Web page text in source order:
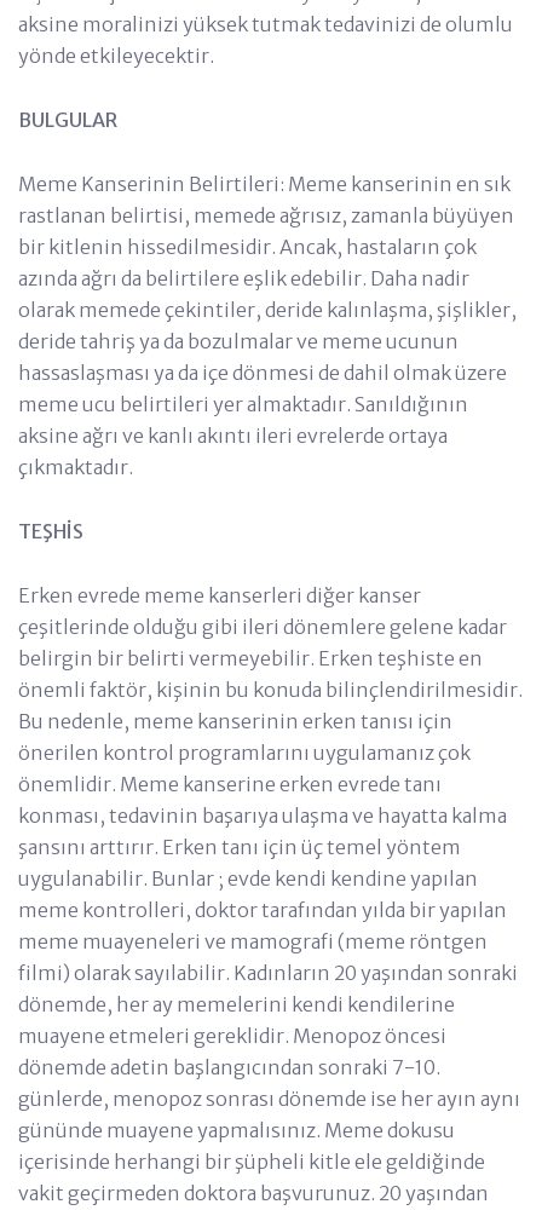
aksine moralinizi yüksek tutmak tedavinizi de olumlu
yönde etkileyecektir.
BULGULAR
Meme Kanserinin Belirtileri: Meme kanserinin en sık
rastlanan belirtisi, memede ağrısız, zamanla büyüyen
bir kitlenin hissedilmesidir. Ancak, hastaların çok
azında ağrı da belirtilere eşlik edebilir. Daha nadir
olarak memede çekintiler, deride kalınlaşma, şişlikler,
deride tahriş ya da bozulmalar ve meme ucunun
hassaslaşması ya da içe dönmesi de dahil olmak üzere
meme ucu belirtileri yer almaktadır. Sanıldığının
aksine ağrı ve kanlı akıntı ileri evrelerde ortaya
çıkmaktadır.
TEŞHİS
Erken evrede meme kanserleri diğer kanser
çeşitlerinde olduğu gibi ileri dönemlere gelene kadar
belirgin bir belirti vermeyebilir. Erken teşhiste en
önemli faktör, kişinin bu konuda bilinçlendirilmesidir.
Bu nedenle, meme kanserinin erken tanısı için
önerilen kontrol programlarını uygulamanız çok
önemlidir. Meme kanserine erken evrede tanı
konması, tedavinin başarıya ulaşma ve hayatta kalma
şansını arttırır. Erken tanı için üç temel yöntem
uygulanabilir. Bunlar ; evde kendi kendine yapılan
meme kontrolleri, doktor tarafından yılda bir yapılan
meme muayeneleri ve mamografi (meme röntgen
filmi) olarak sayılabilir. Kadınların 20 yaşından sonraki
dönemde, her ay memelerini kendi kendilerine
muayene etmeleri gereklidir. Menopoz öncesi
dönemde adetin başlangıcından sonraki 7-10.
günlerde, menopoz sonrası dönemde ise her ayın aynı
gününde muayene yapmalısınız. Meme dokusu
içerisinde herhangi bir şüpheli kitle ele geldiğinde
vakit geçirmeden doktora başvurunuz. 20 yaşından